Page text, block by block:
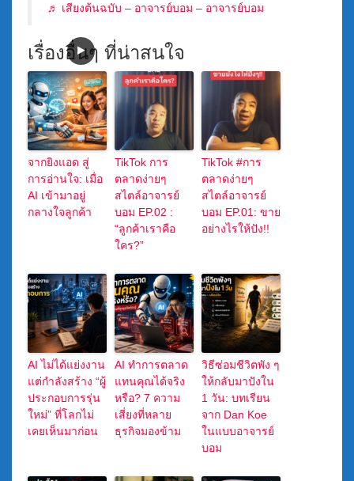
♬ เสียงต้นฉบับ – อาจารย์บอม – อาจารย์บอม
เรื่องอื่นๆ ที่น่าสนใจ
จากยิงแอด สู่
การอ่านใจ: เมื่อ
AI เข้ามาอยู่
กลางใจลูกค้า
TikTok การ
ตลาดง่ายๆ
สไตล์อาจารย์
บอม EP.02 :
“ลูกค้าเราคือ
ใคร?”
TikTok #การ
ตลาดง่ายๆ
สไตล์อาจารย์
บอม EP.01: ขาย
อย่างไรให้ปัง!!
AI ไม่ได้แย่งงาน
แต่กำลังสร้าง “ผู้
ประกอบการรุ่น
ใหม่” ที่โลกไม่
เคยเห็นมาก่อน
AI ทำการตลาด
แทนคุณได้จริง
หรือ? 7 ความ
เสี่ยงที่หลาย
ธุรกิจมองข้าม
วิธีซ่อมชีวิตพัง ๆ
ให้กลับมาปังใน
1 วัน: บทเรียน
จาก Dan Koe
ในแบบอาจารย์
บอม